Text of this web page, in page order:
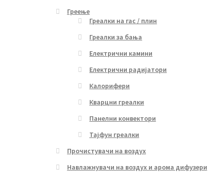
Греење
Греалки на гас / плин
Греалки за бања
Електрични камини
Електрични радијатори
Калорифери
Кварцни греалки
Панелни конвектори
Тајфун греалки
Прочистувачи на воздух
Навлажнувачи на воздух и арома дифузери